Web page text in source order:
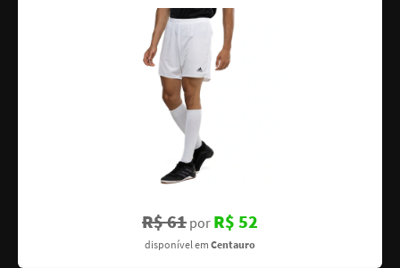
R$ 61 por R$ 52
disponível em Centauro